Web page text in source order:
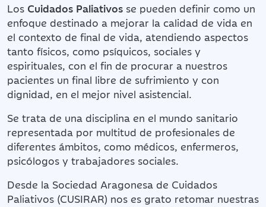
Los Cuidados Paliativos se pueden definir como un
enfoque destinado a mejorar la calidad de vida en
el contexto de final de vida, atendiendo aspectos
tanto físicos, como psíquicos, sociales y
espirituales, con el fin de procurar a nuestros
pacientes un final libre de sufrimiento y con
dignidad, en el mejor nivel asistencial.
Se trata de una disciplina en el mundo sanitario
representada por multitud de profesionales de
diferentes ámbitos, como médicos, enfermeros,
psicólogos y trabajadores sociales.
Desde la Sociedad Aragonesa de Cuidados
Paliativos (CUSIRAR) nos es grato retomar nuestras